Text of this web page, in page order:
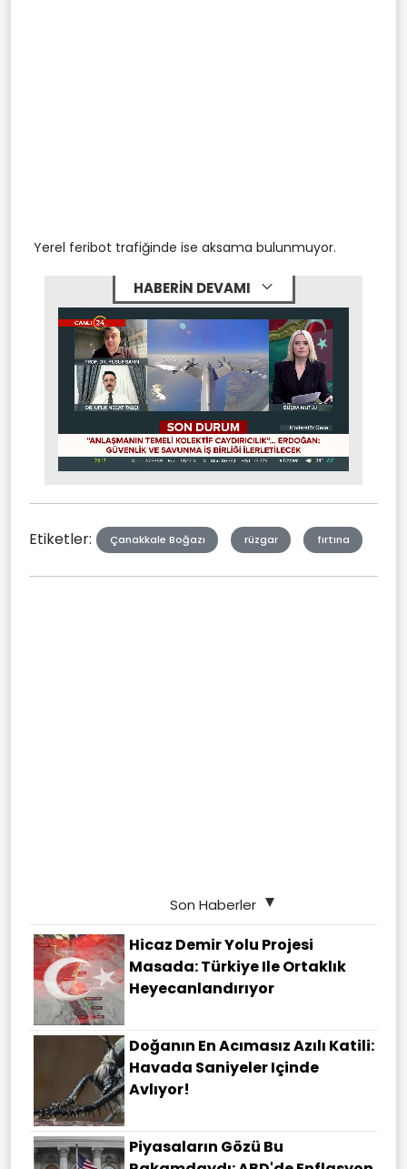
Yerel feribot trafiğinde ise aksama bulunmuyor.
HABERİN DEVAMI
Mute Stream
Etiketler: Çanakkale Boğazı rüzgar fırtına
Son Haberler
Hicaz Demir Yolu Projesi
Masada: Türkiye Ile Ortaklık
Heyecanlandırıyor
Doğanın En Acımasız Azılı Katili:
Havada Saniyeler Içinde
Avlıyor!
Piyasaların Gözü Bu